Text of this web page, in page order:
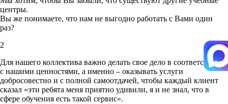
центры.
Вы же понимаете, что нам не выгодно работать с Вами один
раз?
2
Для нашего коллектива важно делать свое дело в соответствии
с нашими ценностями, а именно – оказывать услуги
добросовестно и с полной самоотдачей, чтобы каждый клиент
сказал «эти ребята меня приятно удивили, я и не знал, что в
сфере обучения есть такой сервис».